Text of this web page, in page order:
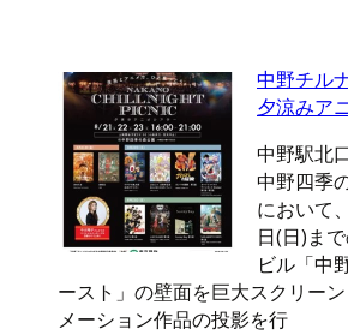
中野チル
夕涼みア
中野駅北
中野四季
において
日(日)ま
ビル「中
ースト」の壁面を巨大スクリー
メーション作品の投影を行